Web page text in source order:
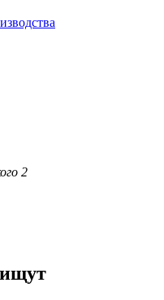
2
ищут